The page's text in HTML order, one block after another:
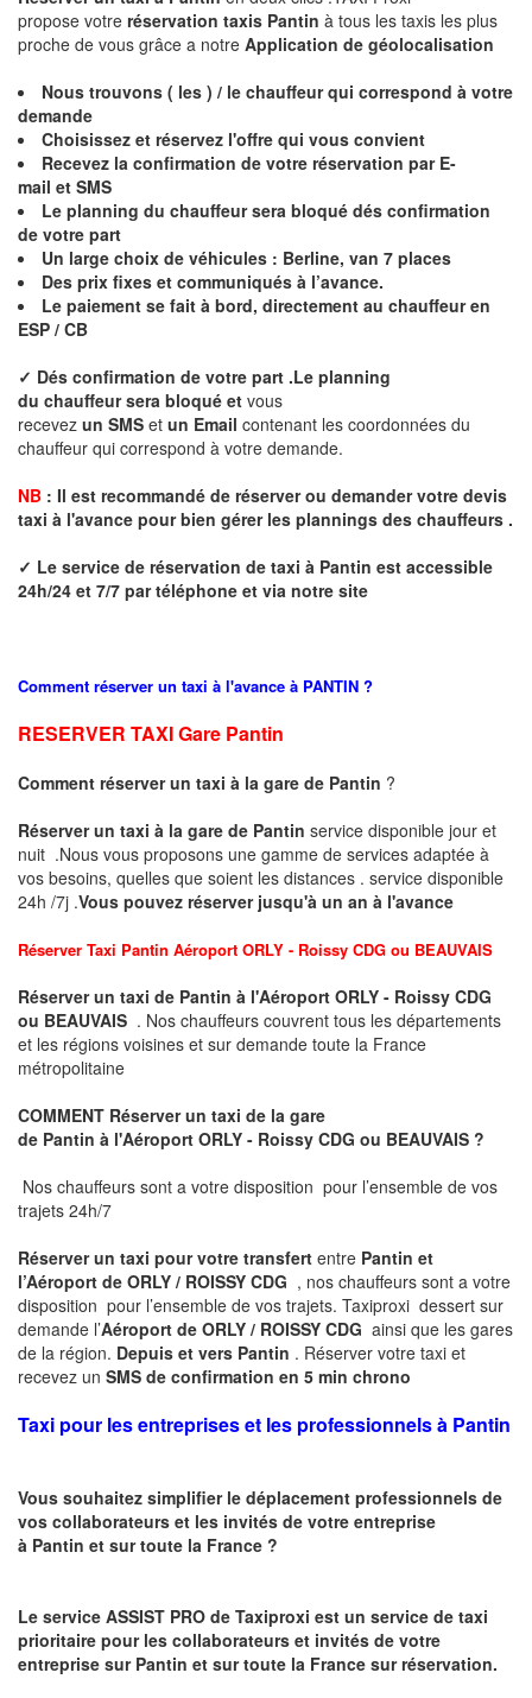
propose votre réservation taxis Pantin à tous les taxis les plus
proche de vous grâce a notre Application de géolocalisation
Nous trouvons ( les ) / le chauffeur qui correspond à votre
demande
Choisissez et réservez l'offre qui vous convient
Recevez la confirmation de votre réservation par E-
mail et SMS
Le planning du chauffeur sera bloqué dés confirmation
de votre part
Un large choix de véhicules : Berline, van 7 places
Des prix fixes et communiqués à l’avance.
Le paiement se fait à bord, directement au chauffeur en
ESP / CB
✓ Dés confirmation de votre part .Le planning
du chauffeur sera bloqué et vous
recevez un SMS et un Email contenant les coordonnées du
chauffeur qui correspond à votre demande.
NB : Il est recommandé de réserverou demandervotre devis
taxi à l'avance pour bien gérer les plannings des chauffeurs .
✓ Le service de réservation de taxi à Pantin est accessible
24h/24 et 7/7 par téléphone et via notre site
Comment réserver un taxi à l'avance à PANTIN ?
RESERVER TAXI Gare Pantin
Comment réserver un taxi à la gare de Pantin ?
Réserver un taxi à la gare de Pantin service disponible jour et
nuit .Nous vous proposons une gamme de services adaptée à
vos besoins, quelles que soient les distances . service disponible
24h /7j .Vous pouvez réserver jusqu'à un an à l'avance
Réserver Taxi Pantin Aéroport ORLY - Roissy CDG ou BEAUVAIS
Réserver un taxi de Pantin à l'Aéroport ORLY - Roissy CDG
ou BEAUVAIS . Nos chauffeurs couvrent tous les départements
et les régions voisines et sur demande toute la France
métropolitaine
COMMENT Réserver un taxi de la gare
de Pantin à l'Aéroport ORLY - Roissy CDG ou BEAUVAIS ?
Nos chauffeurs sont a votre disposition pour l’ensemble de vos
trajets 24h/7
Réserver un taxi pour votre transfert entre Pantin et
l’Aéroport de ORLY / ROISSY CDG , nos chauffeurs sont a votre
disposition pour l’ensemble de vos trajets. Taxiproxi dessert sur
demande l’Aéroport de ORLY / ROISSY CDG ainsi que les gares
de la région. Depuis et vers Pantin . Réserver votre taxi et
recevez un SMS de confirmation en 5 min chrono
Taxi pour les entreprises et les professionnels à Pantin
Vous souhaitez simplifier le déplacement professionnels de
vos collaborateurs et les invités de votre entreprise
à Pantin et sur toute la France ?
Le service ASSIST PRO de Taxiproxi est un service de taxi
prioritaire pour les collaborateurs et invités de votre
entreprise sur Pantin et sur toute la France sur réservation.